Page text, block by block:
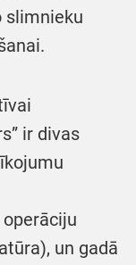
slimnieku
ir divas
un gadā